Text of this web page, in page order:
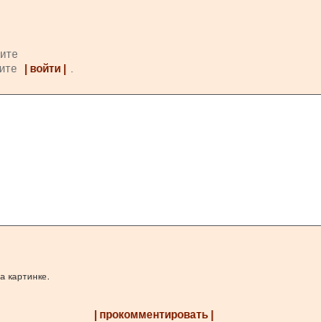
| войти |
.
картинке.
| прокомментировать |